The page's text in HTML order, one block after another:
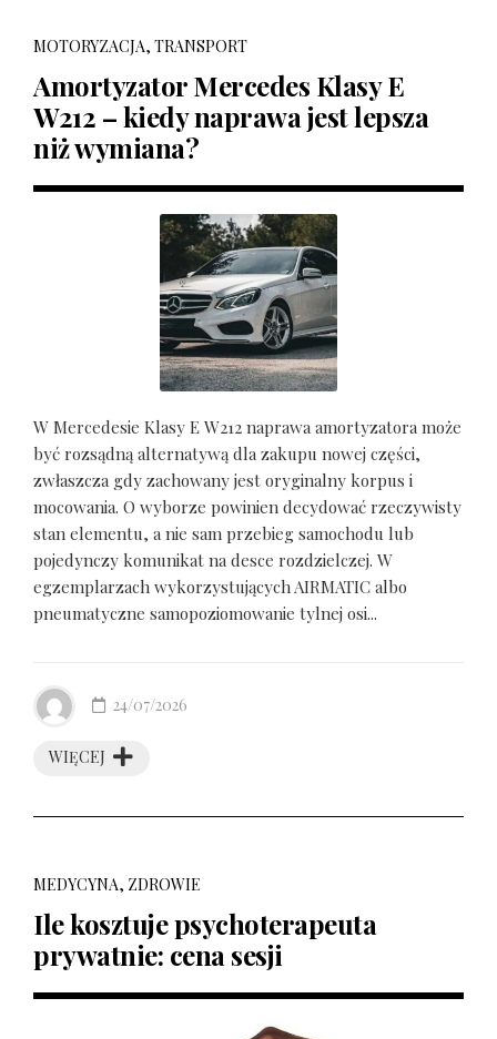
MOTORYZACJA, TRANSPORT
Amortyzator Mercedes Klasy E
W212 – kiedy naprawa jest lepsza
niż wymiana?
W Mercedesie Klasy E W212 naprawa amortyzatora może
być rozsądną alternatywą dla zakupu nowej części,
zwłaszcza gdy zachowany jest oryginalny korpus i
mocowania. O wyborze powinien decydować rzeczywisty
stan elementu, a nie sam przebieg samochodu lub
pojedynczy komunikat na desce rozdzielczej. W
egzemplarzach wykorzystujących AIRMATIC albo
pneumatyczne samopoziomowanie tylnej osi...
WIĘCEJ
24/07/2026
MEDYCYNA, ZDROWIE
Ile kosztuje psychoterapeuta
prywatnie: cena sesji